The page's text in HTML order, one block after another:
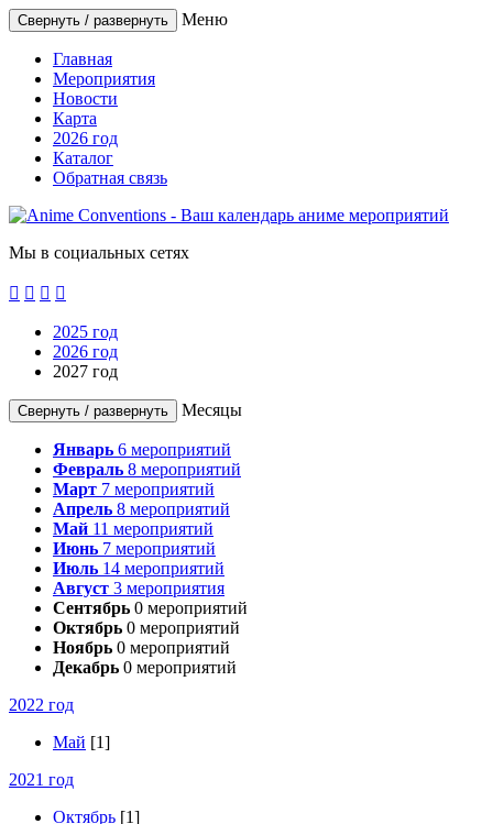
Свернуть / развернуть Меню
Главная
Мероприятия
Новости
Карта
2026 год
Каталог
Обратная связь
Мы в социальных сетях
   
2025 год
2026 год
2027 год
Свернуть / развернуть Месяцы
Январь 6 мероприятий
Февраль 8 мероприятий
Март 7 мероприятий
Апрель 8 мероприятий
Май 11 мероприятий
Июнь 7 мероприятий
Июль 14 мероприятий
Август 3 мероприятия
Сентябрь 0 мероприятий
Октябрь 0 мероприятий
Ноябрь 0 мероприятий
Декабрь 0 мероприятий
2022 год
Май [1]
2021 год
Октябрь [1]